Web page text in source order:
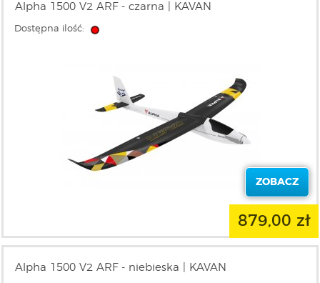
Alpha 1500 V2 ARF - czarna | KAVAN
Dostępna ilość:
ZOBACZ
879,00 zł
Alpha 1500 V2 ARF - niebieska | KAVAN